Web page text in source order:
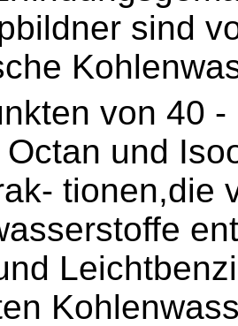
sind
von 40
Octan und
tionen,die